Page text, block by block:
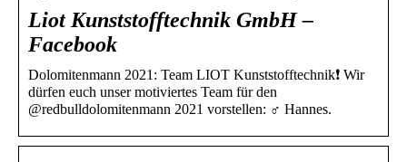
Liot Kunststofftechnik GmbH –
Facebook
Dolomitenmann 2021: Team LIOT Kunststofftechnik❗️ Wir
dürfen euch unser motiviertes Team für den
@redbulldolomitenmann 2021 vorstellen: ‍♂️ Hannes.